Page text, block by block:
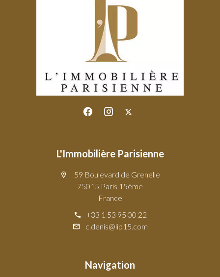
L'Immobilière Parisienne
59 Boulevard de Grenelle
75015 Paris 15ème
France
+33 1 53 95 00 22
c.denis@lip15.com
Navigation